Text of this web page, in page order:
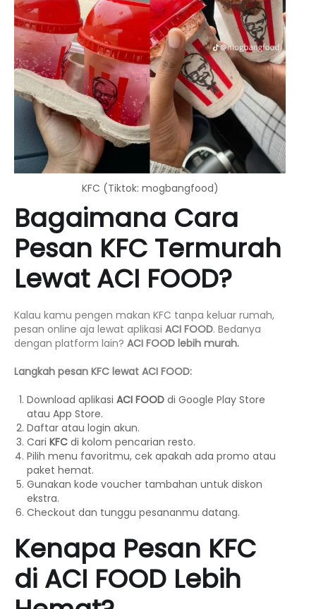
KFC (Tiktok: mogbangfood)
Bagaimana Cara
Pesan KFC Termurah
Lewat ACI FOOD?
Kalau kamu pengen makan KFC tanpa keluar rumah,
pesan online aja lewat aplikasi ACI FOOD. Bedanya
dengan platform lain? ACI FOOD lebih murah.
Langkah pesan KFC lewat ACI FOOD:
Download aplikasi ACI FOOD di Google Play Store
atau App Store.
Daftar atau login akun.
Cari KFC di kolom pencarian resto.
Pilih menu favoritmu, cek apakah ada promo atau
paket hemat.
Gunakan kode voucher tambahan untuk diskon
ekstra.
Checkout dan tunggu pesananmu datang.
Kenapa Pesan KFC
di ACI FOOD Lebih